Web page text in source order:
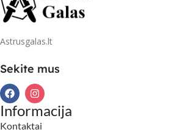
Astrusgalas.lt
Sekite mus
Informacija
Kontaktai